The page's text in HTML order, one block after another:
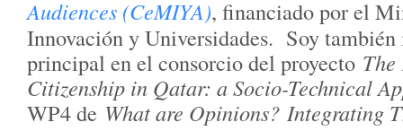
Audiences (CeMIYA), financiado por el
Innovación y Universidades. Soy también
principal en el consorcio del proyecto
Citizenship in Qatar: a Socio-Technical
WP4 de What are Opinions? Integrating